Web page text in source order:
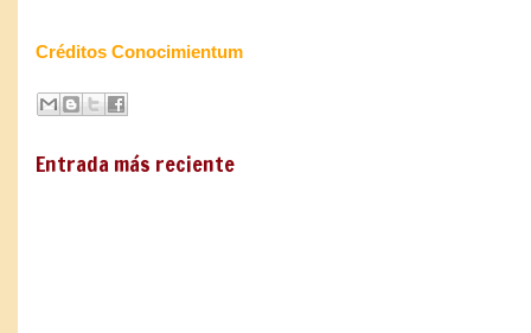
Créditos Conocimientum
Entrada más reciente